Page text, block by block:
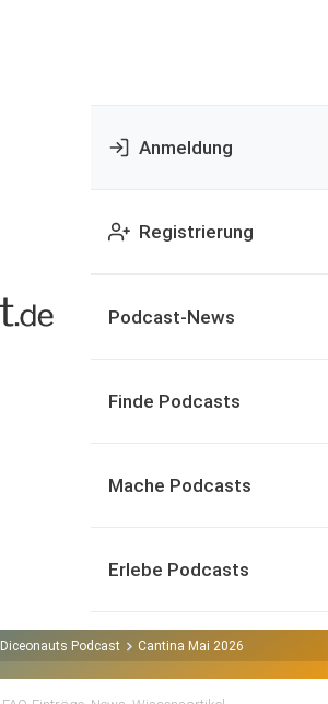
Anmeldung
Registrierung
Podcast-News
Finde Podcasts
Mache Podcasts
Erlebe Podcasts
Diceonauts Podcast Cantina Mai 2026